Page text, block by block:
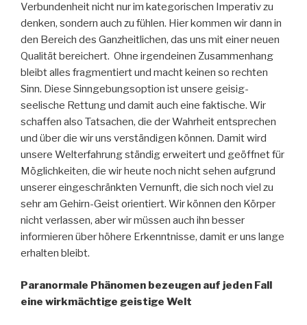
Verbundenheit nicht nur im kategorischen Imperativ zu
denken, sondern auch zu fühlen. Hier kommen wir dann in
den Bereich des Ganzheitlichen, das uns mit einer neuen
Qualität bereichert. Ohne irgendeinen Zusammenhang
bleibt alles fragmentiert und macht keinen so rechten
Sinn. Diese Sinngebungsoption ist unsere geisig-
seelische Rettung und damit auch eine faktische. Wir
schaffen also Tatsachen, die der Wahrheit entsprechen
und über die wir uns verständigen können. Damit wird
unsere Welterfahrung ständig erweitert und geöffnet für
Möglichkeiten, die wir heute noch nicht sehen aufgrund
unserer eingeschränkten Vernunft, die sich noch viel zu
sehr am Gehirn-Geist orientiert. Wir können den Körper
nicht verlassen, aber wir müssen auch ihn besser
informieren über höhere Erkenntnisse, damit er uns lange
erhalten bleibt.
Paranormale Phänomen bezeugen auf jeden Fall
eine wirkmächtige geistige Welt